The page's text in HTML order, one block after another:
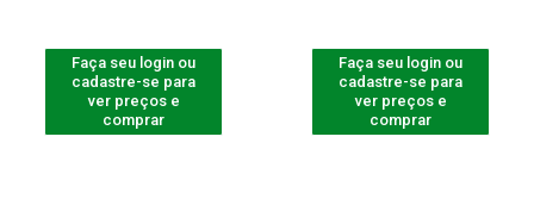
Faça seu login ou
cadastre-se para
ver preços e
comprar
Faça seu login ou
cadastre-se para
ver preços e
comprar